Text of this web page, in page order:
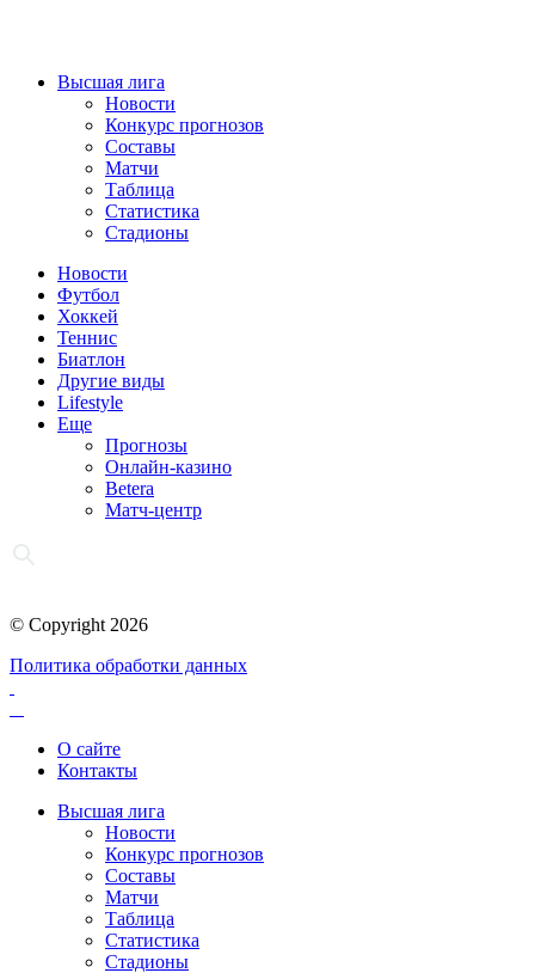
Высшая лига
Новости
Конкурс прогнозов
Составы
Матчи
Таблица
Статистика
Стадионы
Новости
Футбол
Хоккей
Теннис
Биатлон
Другие виды
Lifestyle
Еще
Прогнозы
Онлайн-казино
Betera
Матч-центр
© Copyright 2026
Политика обработки данных
О сайте
Контакты
Высшая лига
Новости
Конкурс прогнозов
Составы
Матчи
Таблица
Статистика
Стадионы